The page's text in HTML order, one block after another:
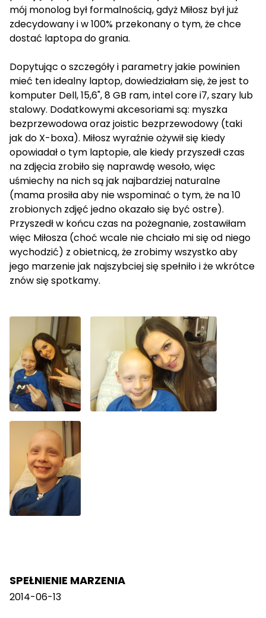
mój monolog był formalnością, gdyż Miłosz był już
zdecydowany i w 100% przekonany o tym, że chce
dostać laptopa do grania.
Dopytując o szczegóły i parametry jakie powinien
mieć ten idealny laptop, dowiedziałam się, że jest to
komputer Dell, 15,6", 8 GB ram, intel core i7, szary lub
stalowy. Dodatkowymi akcesoriami są: myszka
bezprzewodowa oraz joistic bezprzewodowy (taki
jak do X-boxa). Miłosz wyraźnie ożywił się kiedy
opowiadał o tym laptopie, ale kiedy przyszedł czas
na zdjęcia zrobiło się naprawdę wesoło, więc
uśmiechy na nich są jak najbardziej naturalne
(mama prosiła aby nie wspominać o tym, że na 10
zrobionych zdjęć jedno okazało się być ostre).
Przyszedł w końcu czas na pożegnanie, zostawiłam
więc Miłosza (choć wcale nie chciało mi się od niego
wychodzić) z obietnicą, że zrobimy wszystko aby
jego marzenie jak najszybciej się spełniło i że wkrótce
znów się spotkamy.
SPEŁNIENIE MARZENIA
2014-06-13